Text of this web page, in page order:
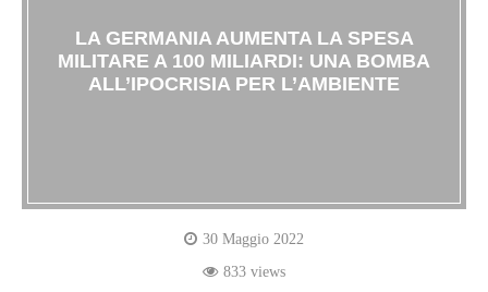
LA GERMANIA AUMENTA LA SPESA
MILITARE A 100 MILIARDI: UNA BOMBA
ALL’IPOCRISIA PER L’AMBIENTE
30 Maggio 2022
833 views